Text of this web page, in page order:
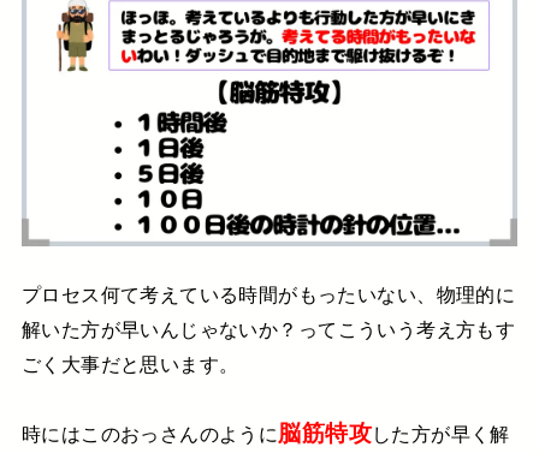
プロセス何て考えている時間がもったいない、 物理的に
解いた方が早いんじゃないか？ ってこういう考え方もす
ごく大事だと思います。
時にはこのおっさんのように脳筋特攻した方が早く解